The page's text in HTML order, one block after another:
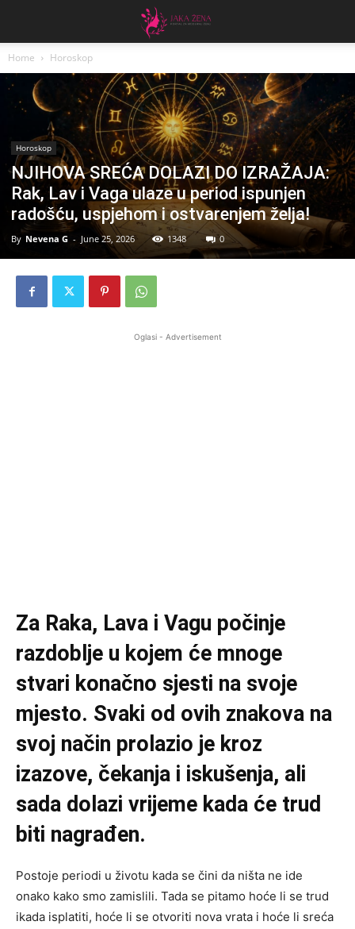
Home Horoskop
Horoskop
NJIHOVA SREĆA DOLAZI DO IZRAŽAJA:
Rak, Lav i Vaga ulaze u period ispunjen
radošću, uspjehom i ostvarenjem želja!
By Nevena G - June 25, 2026 1348 0
Oglasi - Advertisement
Za Raka, Lava i Vagu počinje
razdoblje u kojem će mnoge
stvari konačno sjesti na svoje
mjesto. Svaki od ovih znakova na
svoj način prolazio je kroz
izazove, čekanja i iskušenja, ali
sada dolazi vrijeme kada će trud
biti nagrađen.
Postoje periodi u životu kada se čini da ništa ne ide
onako kako smo zamislili. Tada se pitamo hoće li se trud
ikada isplatiti, hoće li se otvoriti nova vrata i hoće li sreća